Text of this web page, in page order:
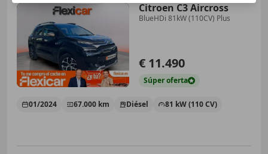
Citroen C3 Aircross
BlueHDi 81kW (110CV) Plus
€ 11.490
Súperoferta
01/2024 67.000 km Diésel 81 kW (110 CV)